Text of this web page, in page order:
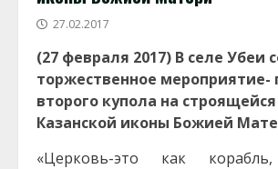
27.02.2017
(27 февраля 2017) В селе Убеи
торжественное мероприятие-
второго купола на
Казанской иконы Божией
«Церковь-это как